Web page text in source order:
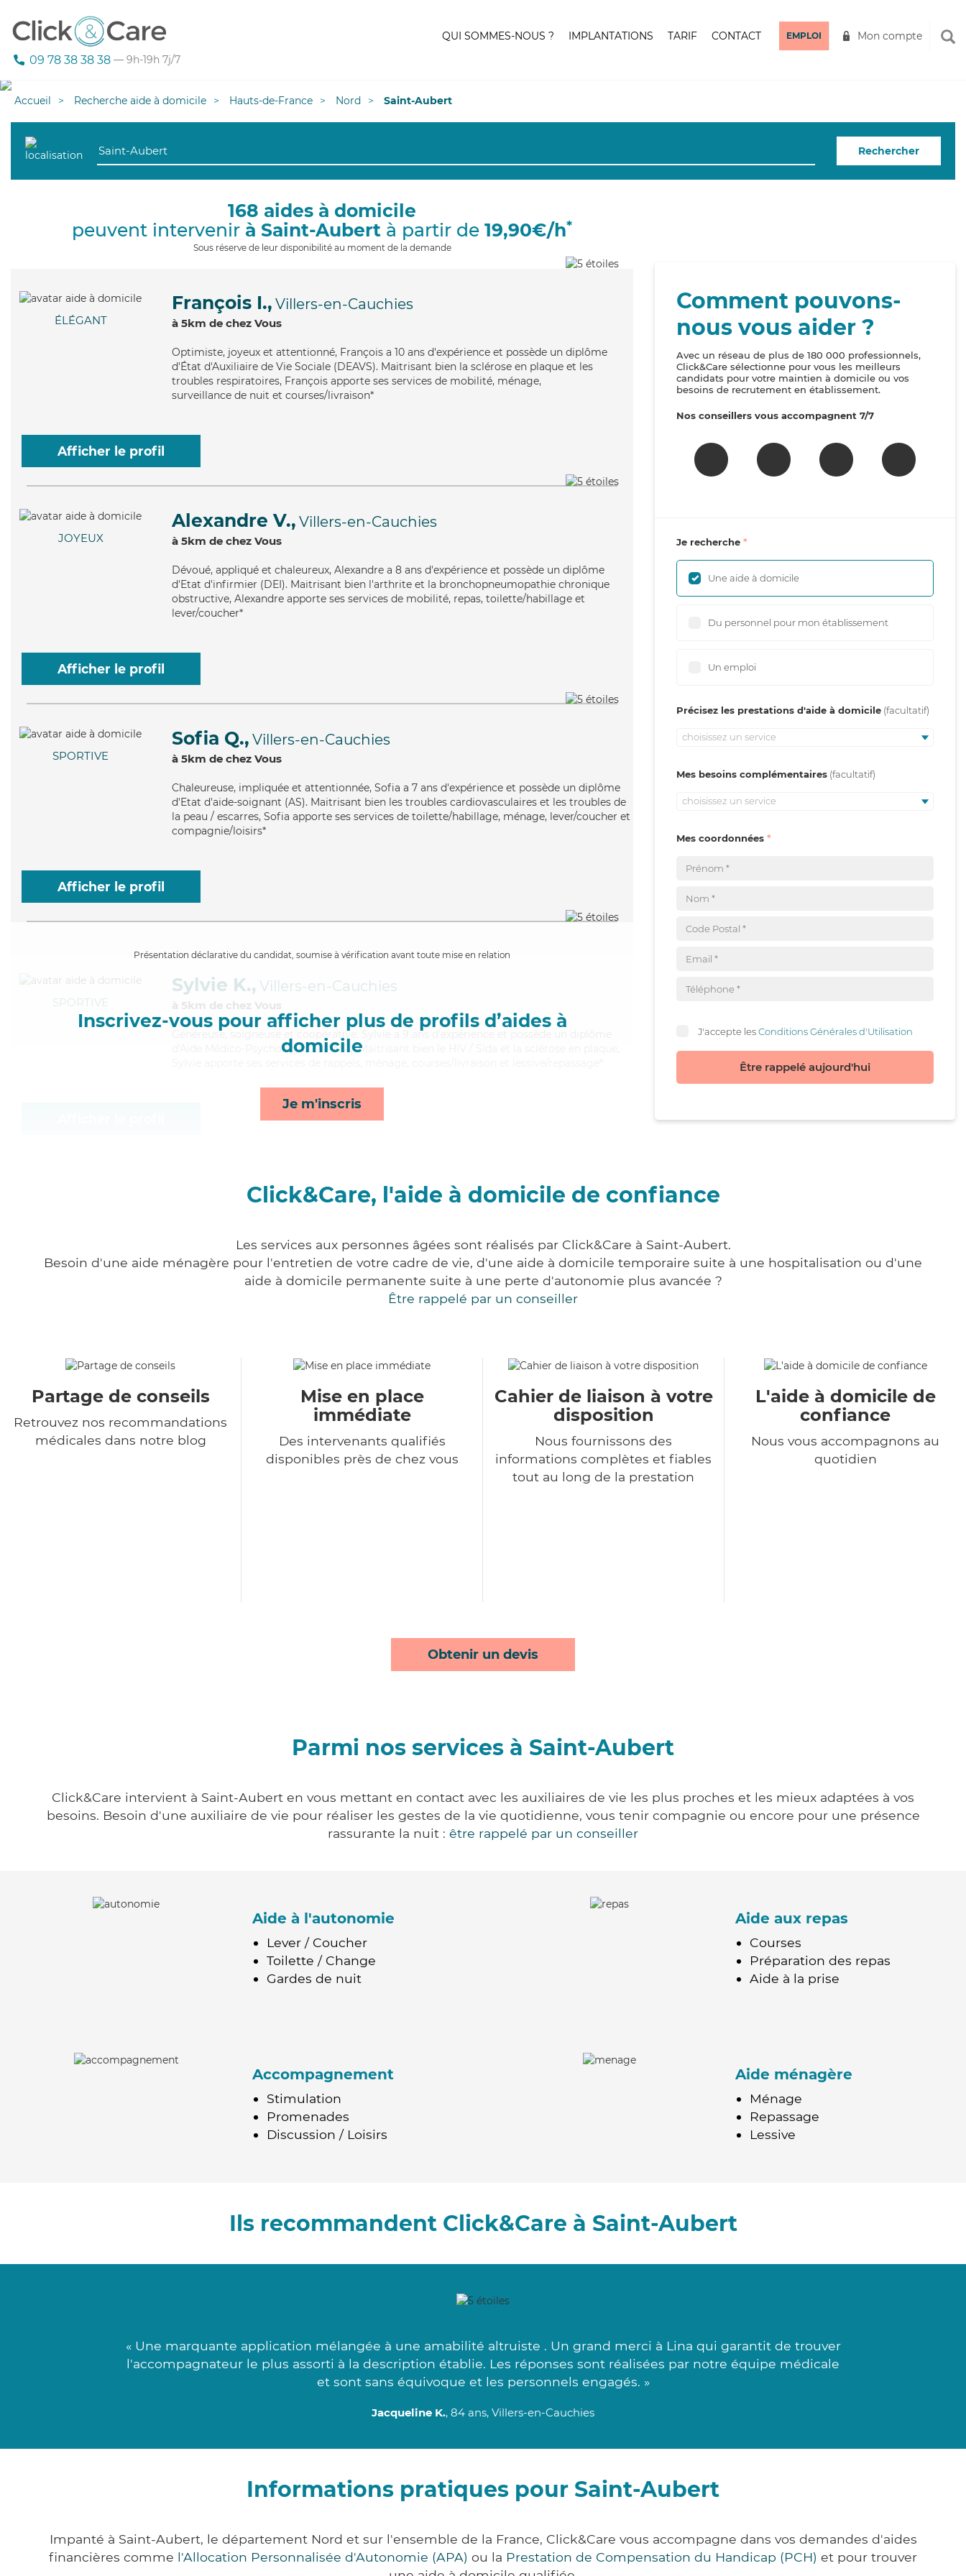
09 78 38 38 38 — 9h-19h 7j/7
QUI SOMMES-NOUS ? IMPLANTATIONS TARIF CONTACT EMPLOI Mon compte
Accueil Recherche aide à domicile Hauts-de-France Nord Saint-Aubert
Rechercher
168 aides à domicile
peuvent intervenir à Saint-Aubert à partir de 19,90€/h*
Sous réserve de leur disponibilité au moment de la demande
ÉLÉGANT
François I., Villers-en-Cauchies
à 5km de chez Vous
Optimiste, joyeux et attentionné, François a 10 ans d'expérience et possède un diplôme
d'État d'Auxiliaire de Vie Sociale (DEAVS). Maitrisant bien la sclérose en plaque et les
troubles respiratoires, François apporte ses services de mobilité, ménage,
surveillance de nuit et courses/livraison*
Afficher le profil
JOYEUX
Alexandre V., Villers-en-Cauchies
à 5km de chez Vous
Dévoué, appliqué et chaleureux, Alexandre a 8 ans d'expérience et possède un diplôme
d'Etat d'infirmier (DEI). Maitrisant bien l'arthrite et la bronchopneumopathie chronique
obstructive, Alexandre apporte ses services de mobilité, repas, toilette/habillage et
lever/coucher*
Afficher le profil
SPORTIVE
Sofia Q., Villers-en-Cauchies
à 5km de chez Vous
Chaleureuse, impliquée et attentionnée, Sofia a 7 ans d'expérience et possède un diplôme
d'Etat d'aide-soignant (AS). Maitrisant bien les troubles cardiovasculaires et les troubles de
la peau / escarres, Sofia apporte ses services de toilette/habillage, ménage, lever/coucher et
compagnie/loisirs*
Afficher le profil
Présentation déclarative du candidat, soumise à vérification avant toute mise en relation
Inscrivez-vous pour afficher plus de profils d’aides à
domicile
Je m'inscris
SPORTIVE
Sylvie K., Villers-en-Cauchies
à 5km de chez Vous
Généreuse
, soigneuse et coopérative, Sylvie a 9 ans d'expérience et possède un diplôme
d'Aide Médico-Psychologique (AMP). Maitrisant bien le HIV / Sida et la sclérose en plaque,
Comment pouvons-
nous vous aider ?
Avec un réseau de plus de 180 000 professionnels,
Click&Care sélectionne pour vous les meilleurs
candidats pour votre maintien à domicile ou vos
besoins de recrutement en établissement.
Nos conseillers vous accompagnent 7/7
Je recherche
Une aide à domicile
Du personnel pour mon établissement
Un emploi
Précisez les prestations d'aide à domicile
choisissez un service
Mes besoins complémentaires
choisissez un service
Mes coordonnées
J'accepte lesConditions Générales d'Utilisation
Être rappelé aujourd'hui
Click&Care, l'aide à domicile de confiance
Les services aux personnes âgées sont réalisés par Click&Care à Saint-Aubert.
Besoin d'une aide ménagère pour l'entretien de votre cadre de vie, d'une aide à domicile temporaire suite à une hospitalisation ou d'une
aide à domicile permanente suite à une perte d'autonomie plus avancée ?
Être rappelé par un conseiller
Partage de conseils
Retrouvez nos recommandations
médicales dans notre blog
Mise en place
immédiate
Des intervenants qualifiés
disponibles près de chez vous
Cahier de liaison à votre
disposition
Nous fournissons des
informations complètes et fiables
tout au long de la prestation
L'aide à domicile de
confiance
Nous vous accompagnons au
quotidien
Obtenir un devis
Parmi nos services à Saint-Aubert
Click&Care intervient à Saint-Aubert en vous mettant en contact avec les auxiliaires de vie les plus proches et les mieux adaptées à vos
besoins. Besoin d'une auxiliaire de vie pour réaliser les gestes de la vie quotidienne, vous tenir compagnie ou encore pour une présence
rassurante la nuit : être rappelé par un conseiller
Aide à l'autonomie
Lever / Coucher
Toilette / Change
Gardes de nuit
Aide aux repas
Courses
Préparation des repas
Aide à la prise
Accompagnement
Stimulation
Promenades
Discussion / Loisirs
Aide ménagère
Ménage
Repassage
Lessive
Ils recommandent Click&Care à Saint-Aubert
« Une marquante application mélangée à une amabilité altruiste . Un grand merci à Lina qui garantit de trouver
l'accompagnateur le plus assorti à la description établie. Les réponses sont réalisées par notre équipe médicale
et sont sans équivoque et les personnels engagés. »
Jacqueline K., 84 ans, Villers-en-Cauchies
Informations pratiques pour Saint-Aubert
Impanté à Saint-Aubert, le département Nord et sur l'ensemble de la France, Click&Care vous accompagne dans vos demandes d'aides
financières comme l'Allocation Personnalisée d'Autonomie (APA) ou la Prestation de Compensation du Handicap (PCH) et pour trouver